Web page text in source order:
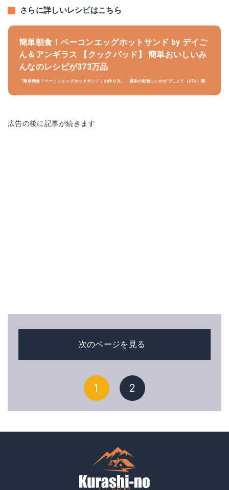
さらに詳しいレシピはこちら
簡単朝食！ベーコンエッグホットサンド by デイご
ん＆アンギラス 【クックパッド】 簡単おいしいみ
んなのレシピが373万品
「簡単朝食！ベーコンエッグホットサンド」の作り方。 週末の朝食にいかがでしょう（≧∇≦）簡単
広告の後に記事が続きます
次のページを見る
1 2